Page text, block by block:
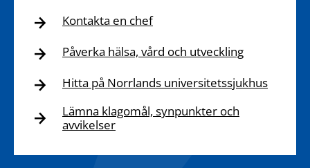
Kontakta en chef
Påverka hälsa, vård och utveckling
Hitta på Norrlands universitetssjukhus
Lämna klagomål, synpunkter och
avvikelser